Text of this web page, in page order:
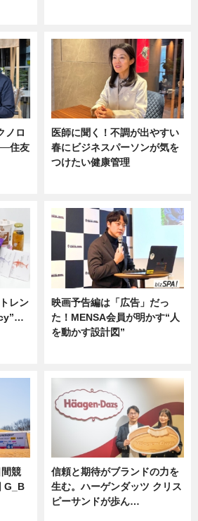
ノロ
住友
医師に聞く！不調が出やすい
春にビジネスパーソンが気を
つけたい健康管理
レン
映画予告編は「広告」だっ
た！MENSA会員が明かす“人
を動かす設計図”
競
G_B
信頼と期待がブランドの力を
生む。ハーゲンダッツ クリス
ピーサンドが歩ん…